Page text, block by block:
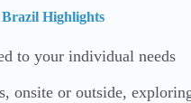
Highlights
to your individual needs
onsite or outside,